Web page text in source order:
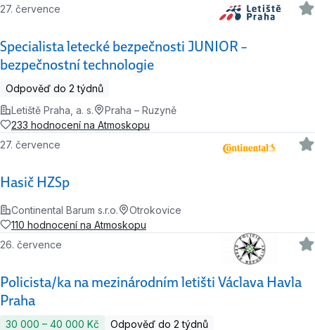
Specialista letecké bezpečnosti JUNIOR –
bezpečnostní technologie
27. července
Odpověď do 2 týdnů
Letiště Praha, a. s.
Praha – Ruzyně
233 hodnocení na Atmoskopu
Hasič HZSp
27. července
Continental Barum s.r.o.
Otrokovice
110 hodnocení na Atmoskopu
Policista/ka na mezinárodním letišti Václava Havla
Praha
26. července
30 000 ‍–‍ 40 000 Kč Odpověď do 2 týdnů